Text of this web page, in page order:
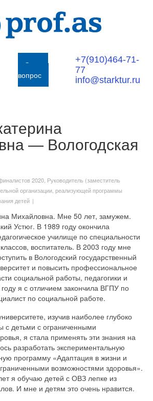
Задать
вопрос
+7(910)464-71-
77
info@starktur.ru
— Вологодская
2020 Руководитель (заместитель
организации, реализующей программы
детей |
Михайловна. Мне 50 лет, замужем.
Устюг. В 1989 году окончила
училище по специальности
воспитатель. В 2003 году мне
в Вологодский государственный
и повысить профессиональное
социальной работы, педагогики и
я с отличием закончила ВГПУ по
по социальной работе.
изучив наиболее глубоко
с детьми с ограниченными
я стала применять эти знания на
разработать экспериментальную
программу «Адаптация в жизни и
возможностями здоровья».
я обучаю детей с ОВЗ лепке из
И мне и детям это очень нравится.